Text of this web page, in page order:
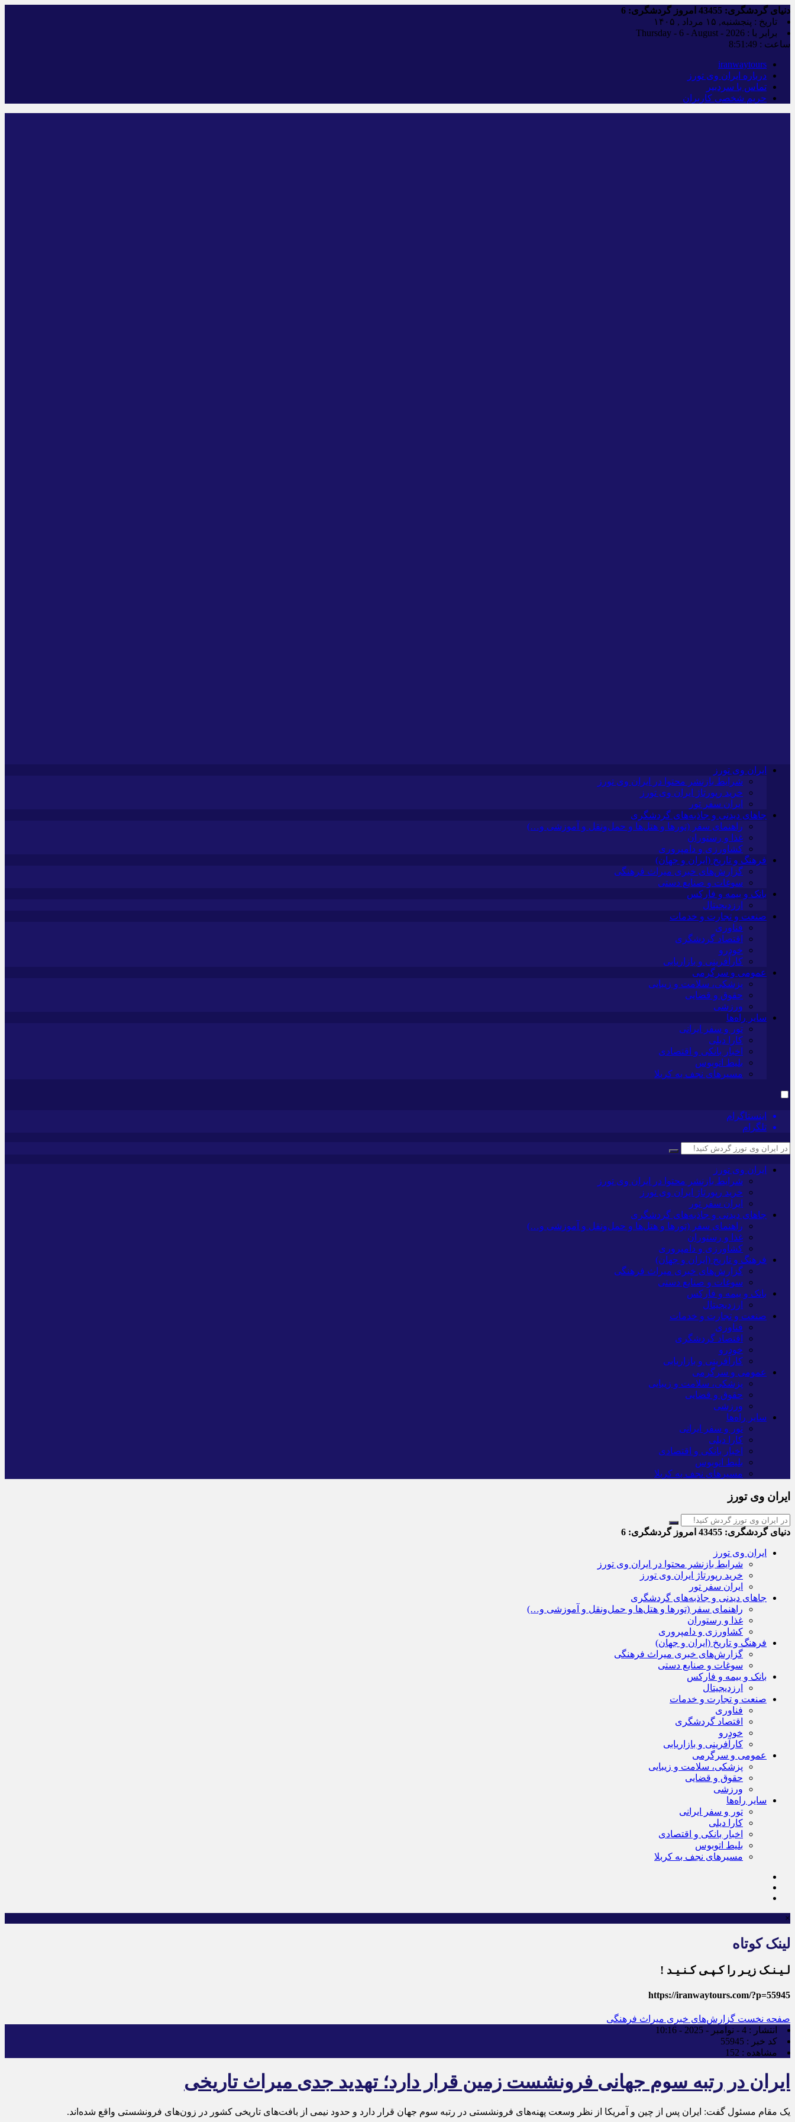
دنیای گردشگری: امروز گردشگری:
تاریخ : پنجشنبه, ۱۵ مرداد , ۱۴۰۵
برابر با : Thursday - 6 - August - 2026
ساعت : 8:51:49
iranwaytours
درباره ایران وی تورز
تماس با سردبیر
حریم شخصی کاربران
ایران وی تورز
شرایط بازنشر محتوا در ایران وی تورز
خرید رپورتاژ ایران وی تورز
ایران سفر تور
جاهای دیدنی و جاذبه‌های گردشگری
راهنمای سفر (تورها و هتل‌ها و حمل‌و‌نقل و آموزشی و…)
غذا و رستوران
کشاورزی و دامپروری
فرهنگ و تاریخ (ایران و جهان)
گزارش‌های خبری میراث فرهنگی
سوغات و صنایع دستی
بانک و بیمه و فارکس
ارزدیجیتال
صنعت و تجارت و خدمات
فناوری
اقتصاد گردشگری
خودرو
کارآفرینی و بازاریابی
عمومی و سرگرمی
پزشکی، سلامت و زیبایی
حقوق و قضایی
ورزشی
سایر راه‌ها
تور و سفر ایرانی
کارا دیلی
اخبار بانکی و اقتصادی
بلیط اتوبوس
مسیرهای نجف به کربلا
اینستاگرام
تلگرام
ایران وی تورز
شرایط بازنشر محتوا در ایران وی تورز
خرید رپورتاژ ایران وی تورز
ایران سفر تور
جاهای دیدنی و جاذبه‌های گردشگری
راهنمای سفر (تورها و هتل‌ها و حمل‌و‌نقل و آموزشی و…)
غذا و رستوران
کشاورزی و دامپروری
فرهنگ و تاریخ (ایران و جهان)
گزارش‌های خبری میراث فرهنگی
سوغات و صنایع دستی
بانک و بیمه و فارکس
ارزدیجیتال
صنعت و تجارت و خدمات
فناوری
اقتصاد گردشگری
خودرو
کارآفرینی و بازاریابی
عمومی و سرگرمی
پزشکی، سلامت و زیبایی
حقوق و قضایی
ورزشی
سایر راه‌ها
تور و سفر ایرانی
کارا دیلی
اخبار بانکی و اقتصادی
بلیط اتوبوس
مسیرهای نجف به کربلا
ایران وی تورز
دنیای گردشگری: امروز گردشگری:
ایران وی تورز
شرایط بازنشر محتوا در ایران وی تورز
خرید رپورتاژ ایران وی تورز
ایران سفر تور
جاهای دیدنی و جاذبه‌های گردشگری
راهنمای سفر (تورها و هتل‌ها و حمل‌و‌نقل و آموزشی و…)
غذا و رستوران
کشاورزی و دامپروری
فرهنگ و تاریخ (ایران و جهان)
گزارش‌های خبری میراث فرهنگی
سوغات و صنایع دستی
بانک و بیمه و فارکس
ارزدیجیتال
صنعت و تجارت و خدمات
فناوری
اقتصاد گردشگری
خودرو
کارآفرینی و بازاریابی
عمومی و سرگرمی
پزشکی، سلامت و زیبایی
حقوق و قضایی
ورزشی
سایر راه‌ها
تور و سفر ایرانی
کارا دیلی
اخبار بانکی و اقتصادی
بلیط اتوبوس
مسیرهای نجف به کربلا
×
لینک کوتاه
لـیـنـک زیـر را کـپـی کـنـیـد !
https://iranwaytours.com/?p=55945
صفحه نخست گزارش‌های خبری میراث فرهنگی
انتشار : 4 - نوامبر - 2025 - 10:16
کد خبر : 55945
مشاهده : 152
ایران در رتبه سوم جهانی فرونشست زمین قرار دارد؛ تهدید جدی میراث تاریخی
یک مقام مسئول گفت: ایران پس از چین و آمریکا از نظر وسعت پهنه‌های فرونشستی در رتبه سوم جهان قرار دارد و حدود نیمی از بافت‌های تاریخی کشور در زون‌های فرونشستی واقع شده‌اند.